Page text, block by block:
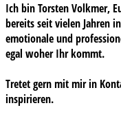
Ich bin Torsten Volkmer,
bereits seit vielen Jahren
emotionale und
egal woher Ihr kommt.
Tretet gern mit mir in
inspirieren.